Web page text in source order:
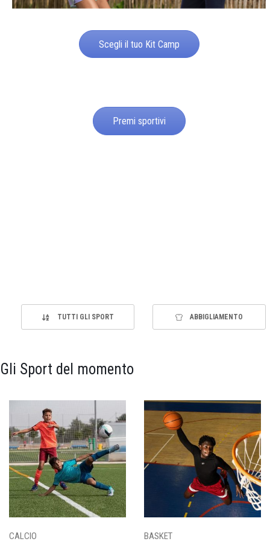
Scegli il tuo Kit Camp
Premi sportivi
TUTTI GLI SPORT ABBIGLIAMENTO
Gli Sport del momento
CALCIO BASKET